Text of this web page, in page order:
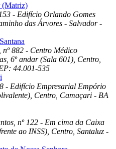
(Matriz)
- Edifício Orlando Gomes
das Árvores - Salvador -
882 - Centro Médico
6º andar (Sala 601), Centro,
44.001-535
- Edifício Empresarial Empório
Centro, Camaçari - BA
nº 122 - Em cima da Caixa
ao INSS), Centro, Santaluz -